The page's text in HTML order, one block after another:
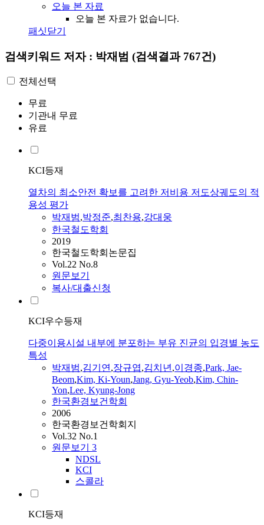
오늘 본 자료
오늘 본 자료가 없습니다.
패싯닫기
검색키워드 저자 : 박재범 (검색결과 767건)
전체선택
무료
기관내 무료
유료
KCI등재
열차의 최소안전 확보를 고려한 저비용 저도상궤도의 적
용성 평가
박재범,박정준,최찬용,강대웅
한국철도학회
2019
한국철도학회논문집
Vol.22 No.8
원문보기
복사/대출신청
KCI우수등재
다중이용시설 내부에 분포하는 부유 진균의 입경별 농도
특성
박재범,김기연,장규엽,김치년,이경종,Park, Jae-
Beom,Kim, Ki-Youn,Jang, Gyu-Yeob,Kim, Chin-
Yon,Lee, Kyung-Jong
한국환경보건학회
2006
한국환경보건학회지
Vol.32 No.1
원문보기 3
NDSL
KCI
스콜라
KCI등재